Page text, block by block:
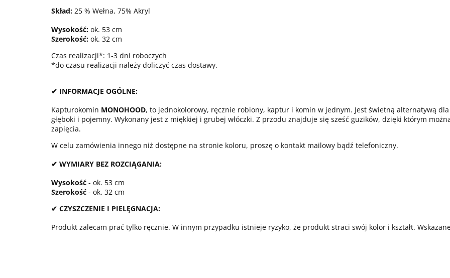
Skład: 25 % Wełna, 75% Akryl
Wysokość: ok. 53 cm
Szerokość: ok. 32 cm
Czas realizacji*: 1-3 dni roboczych
*do czasu realizacji należy doliczyć czas dostawy.
✔ INFORMACJE OGÓLNE:
Kapturokomin MONOHOOD, to jednokolorowy, ręcznie robiony, kaptur i komin w jednym. Jest świetną alternatywą
głęboki i pojemny. Wykonany jest z miękkiej i grubej włóczki. Z przodu znajduje się sześć guzików, dzięki którym
zapięcia.
W celu zamówienia innego niż dostępne na stronie koloru, proszę o kontakt mailowy bądź telefoniczny.
✔ WYMIARY BEZ ROZCIĄGANIA:
Wysokość - ok. 53 cm
Szerokość - ok. 32 cm
✔ CZYSZCZENIE I PIELĘGNACJA:
Produkt zalecam prać tylko ręcznie. W innym przypadku istnieje ryzyko, że produkt straci swój kolor i kształt.